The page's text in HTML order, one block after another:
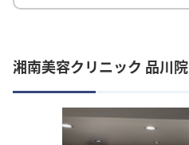
湘南美容クリニック 品川院